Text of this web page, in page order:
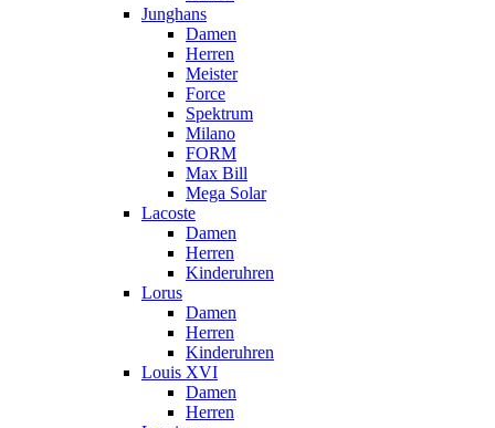
Junghans
Damen
Herren
Meister
Force
Spektrum
Milano
FORM
Max Bill
Mega Solar
Lacoste
Damen
Herren
Kinderuhren
Lorus
Damen
Herren
Kinderuhren
Louis XVI
Damen
Herren